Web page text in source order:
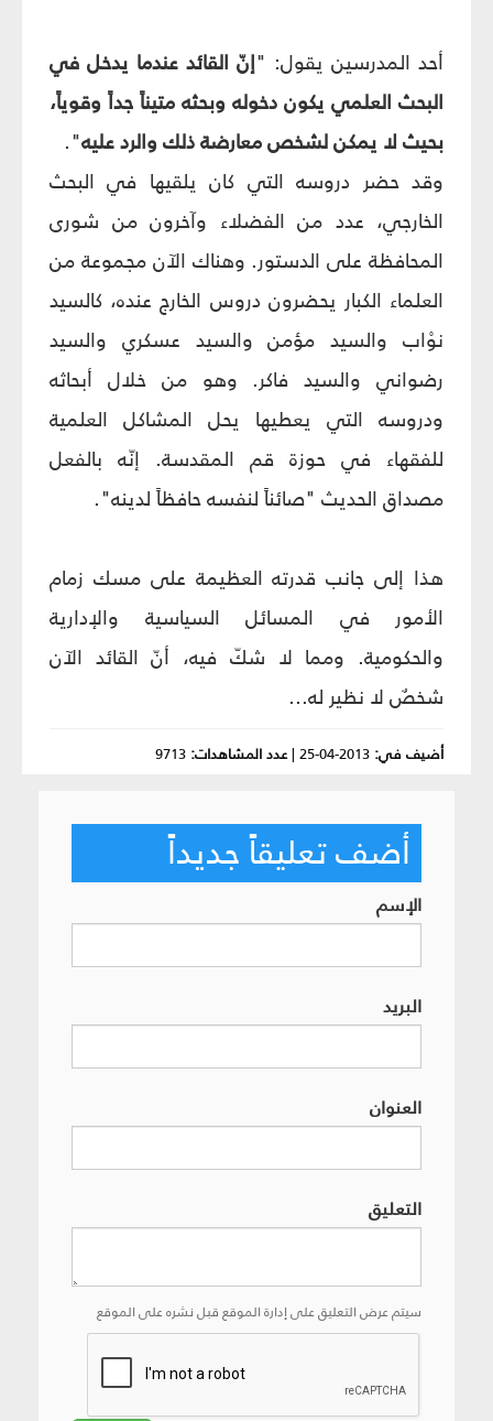
أحد المدرسين يقول: "إنّ القائد عندما يدخل في
البحث العلمي يكون دخوله وبحثه متيناً جداً وقوياً،
بحيث لا يمكن لشخص معارضة ذلك والرد عليه".
وقد حضر دروسه التي كان يلقيها في البحث
الخارجي، عدد من الفضلاء وآخرون من شورى
المحافظة على الدستور. وهناك الآن مجموعة من
العلماء الكبار يحضرون دروس الخارج عنده، كالسيد
نوْاب والسيد مؤمن والسيد عسكري والسيد
رضواني والسيد فاكر. وهو من خلال أبحاثه
ودروسه التي يعطيها يحل المشاكل العلمية
للفقهاء في حوزة قم المقدسة. إنّه بالفعل
مصداق الحديث "صائناً لنفسه حافظاً لدينه".
هذا إلى جانب قدرته العظيمة على مسك زمام
الأمور في المسائل السياسية والإدارية
والحكومية. ومما لا شكّ فيه، أنّ القائد الآن
شخصٌ لا نظير له...
أضيف في: 2013-04-25
|عدد المشاهدات: 9713
أضف تعليقاً جديداً
الإسم
البريد
العنوان
التعليق
سيتم عرض التعليق على إدارة الموقع قبل نشره على الموقع